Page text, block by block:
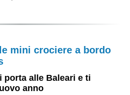
mini crociere a bordo
porta alle Baleari e ti
anno